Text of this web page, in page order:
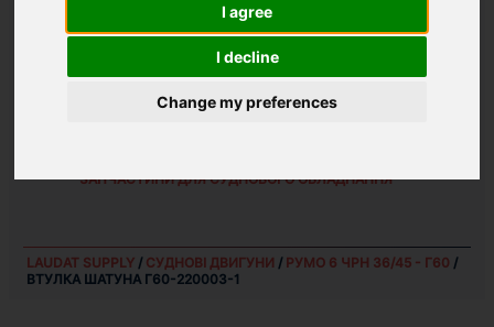
I agree
I decline
Change my preferences
5.4 KG
ЗАПЧАСТИНИ ДЛЯ СУДНОВОГО ОБЛАДНАННЯ
LAUDAT SUPPLY/ СУДНОВІ ДВИГУНИ / РУМО 6 ЧРН 36/45 - Г60 /
ВТУЛКА ШАТУНА Г60-220003-1